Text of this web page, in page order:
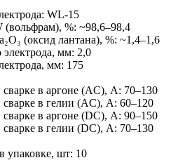
WL-15
%: ~98,6–98,4
(оксид лантана), %: ~1,4–1,6
мм: 2,0
мм: 175
в аргоне (AC), А: 70–130
в гелии (AC), А: 60–120
в аргоне (DC), А: 90–150
в гелии (DC), А: 70–130
упаковке, шт: 10